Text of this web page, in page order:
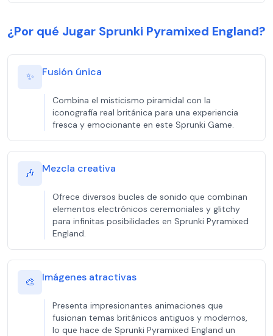
¿Por qué Jugar Sprunki Pyramixed England?
✨ Fusión única
Combina el misticismo piramidal con la
iconografía real británica para una experiencia
fresca y emocionante en este Sprunki Game.
🎶 Mezcla creativa
Ofrece diversos bucles de sonido que combinan
elementos electrónicos ceremoniales y glitchy
para infinitas posibilidades en Sprunki Pyramixed
England.
🎨 Imágenes atractivas
Presenta impresionantes animaciones que
fusionan temas británicos antiguos y modernos,
lo que hace de Sprunki Pyramixed England un